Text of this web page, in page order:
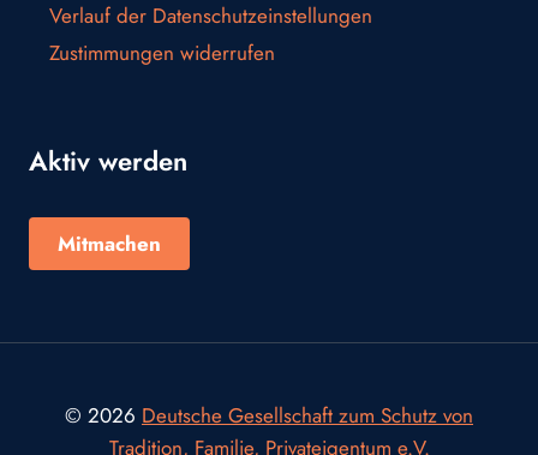
Verlauf der Datenschutzeinstellungen
Zustimmungen widerrufen
Aktiv werden
Mitmachen
© 2026 Deutsche Gesellschaft zum Schutz von
Tradition, Familie, Privateigentum e.V.